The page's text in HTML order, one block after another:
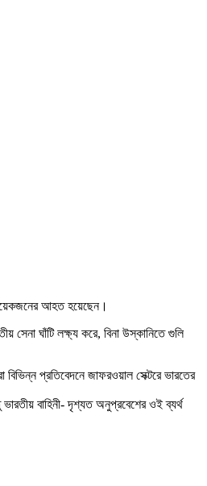
আহত হয়েছেন।
সেনা ঘাঁটি লক্ষ্য করে, বিনা উস্কানিতে গুলি
প্রতিবেদনে জাফরওয়াল সেক্টরে ভারতের
বাহিনী- দৃশ্যত অনুপ্রবেশের ওই ব্যর্থ